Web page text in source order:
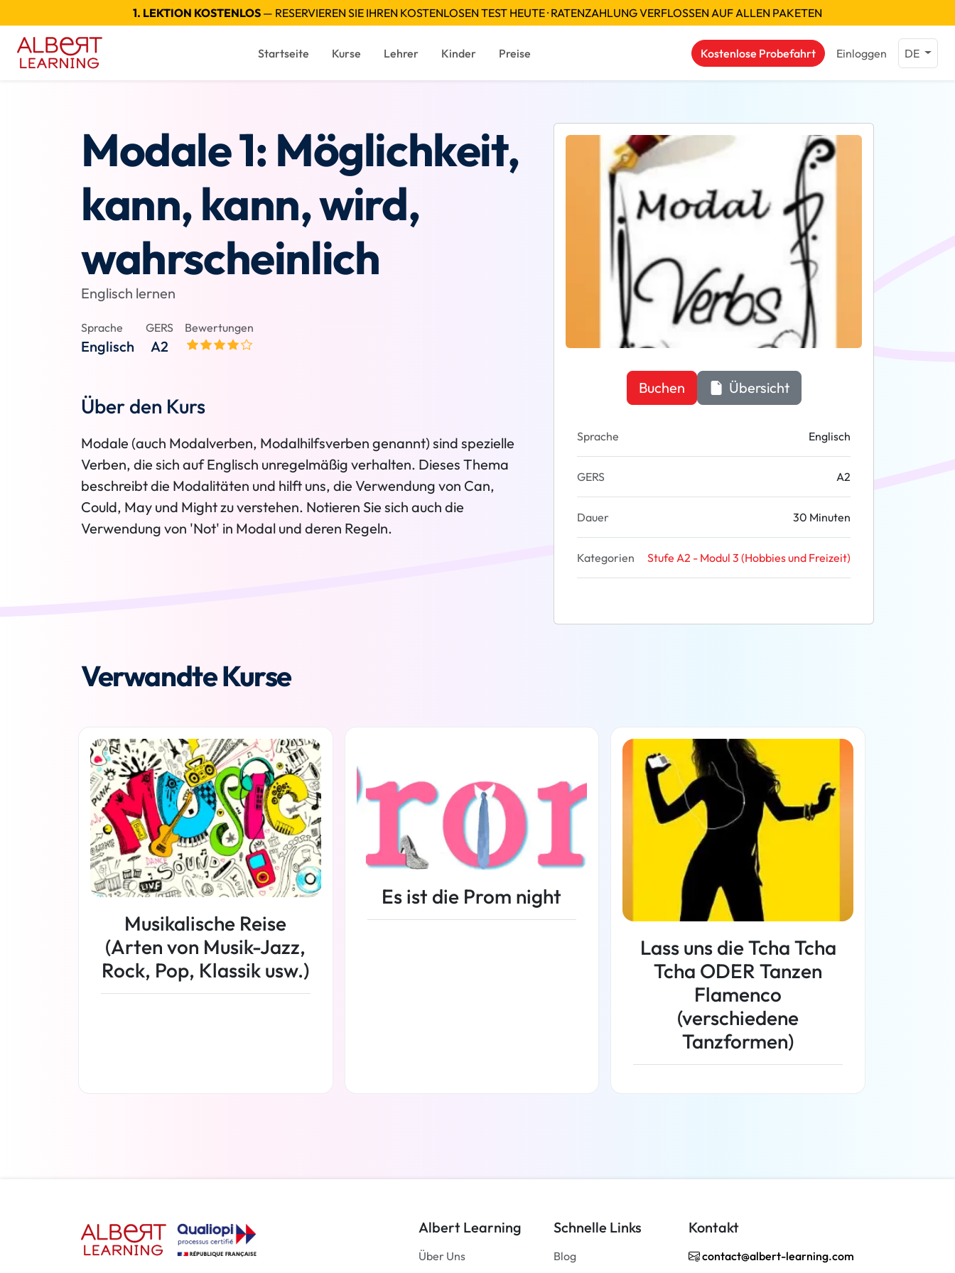
1. LEKTION KOSTENLOS — RESERVIEREN SIE IHREN KOSTENLOSEN TEST HEUTE · RATENZAHLUNG VERFLOSSEN AUF ALLEN PAKETEN
Startseite Kurse Lehrer Kinder Preise Kostenlose Probefahrt Einloggen DE
Modale 1: Möglichkeit,
kann, kann, wird,
wahrscheinlich
Englisch lernen
Sprache
Englisch
GERS
A2
Bewertungen
Über den Kurs
Modale (auch Modalverben, Modalhilfsverben genannt) sind spezielle
Verben, die sich auf Englisch unregelmäßig verhalten. Dieses Thema
beschreibt die Modalitäten und hilft uns, die Verwendung von Can,
Could, May und Might zu verstehen. Notieren Sie sich auch die
Verwendung von 'Not' in Modal und deren Regeln.
Buchen Übersicht
Sprache Englisch
GERS A2
Dauer 30 Minuten
Kategorien Stufe A2 - Modul 3 (Hobbies und Freizeit)
Verwandte Kurse
Musikalische Reise
(Arten von Musik-Jazz,
Rock, Pop, Klassik usw.)
Es ist die Prom night
Lass uns die Tcha Tcha
Tcha ODER Tanzen
Flamenco
(verschiedene
Tanzformen)
Albert Learning
Über Uns
Schnelle Links
Blog
Kontakt
contact@albert-learning.com